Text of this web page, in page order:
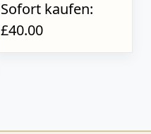
Sofort kaufen:
£40.00